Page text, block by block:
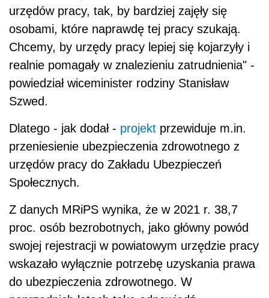
urzędów pracy, tak, by bardziej zajęły się
osobami, które naprawdę tej pracy szukają.
Chcemy, by urzędy pracy lepiej się kojarzyły i
realnie pomagały w znalezieniu zatrudnienia" -
powiedział wiceminister rodziny Stanisław
Szwed.
Dlatego - jak dodał - projekt przewiduje m.in.
przeniesienie ubezpieczenia zdrowotnego z
urzędów pracy do Zakładu Ubezpieczeń
Społecznych.
Z danych MRiPS wynika, że w 2021 r. 38,7
proc. osób bezrobotnych, jako główny powód
swojej rejestracji w powiatowym urzędzie pracy
wskazało wyłącznie potrzebę uzyskania prawa
do ubezpieczenia zdrowotnego. W